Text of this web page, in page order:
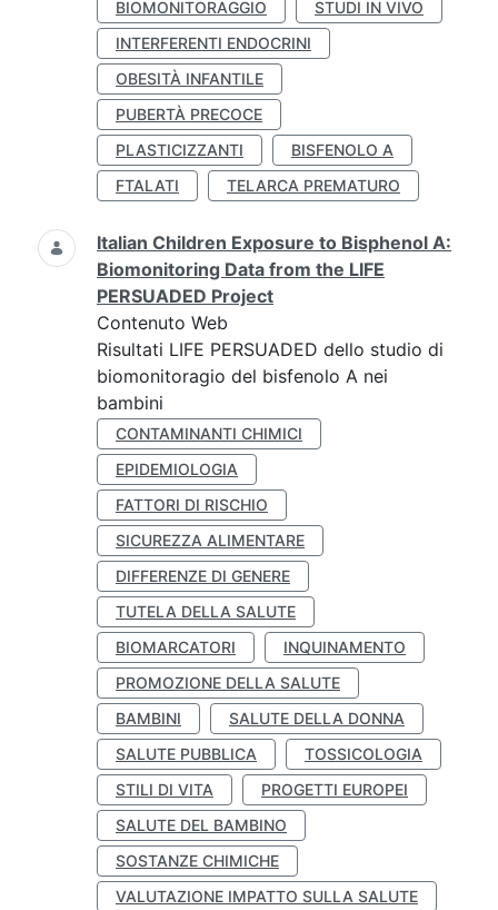
BIOMONITORAGGIO
STUDI IN VIVO
INTERFERENTI ENDOCRINI
OBESITÀ INFANTILE
PUBERTÀ PRECOCE
PLASTICIZZANTI
BISFENOLO A
FTALATI
TELARCA PREMATURO
Italian Children Exposure to Bisphenol A:
Biomonitoring Data from the LIFE
PERSUADED Project
Contenuto Web
Risultati LIFE PERSUADED dello studio di
biomonitoragio del bisfenolo A nei
bambini
CONTAMINANTI CHIMICI
EPIDEMIOLOGIA
FATTORI DI RISCHIO
SICUREZZA ALIMENTARE
DIFFERENZE DI GENERE
TUTELA DELLA SALUTE
BIOMARCATORI
INQUINAMENTO
PROMOZIONE DELLA SALUTE
BAMBINI
SALUTE DELLA DONNA
SALUTE PUBBLICA
TOSSICOLOGIA
STILI DI VITA
PROGETTI EUROPEI
SALUTE DEL BAMBINO
SOSTANZE CHIMICHE
VALUTAZIONE IMPATTO SULLA SALUTE